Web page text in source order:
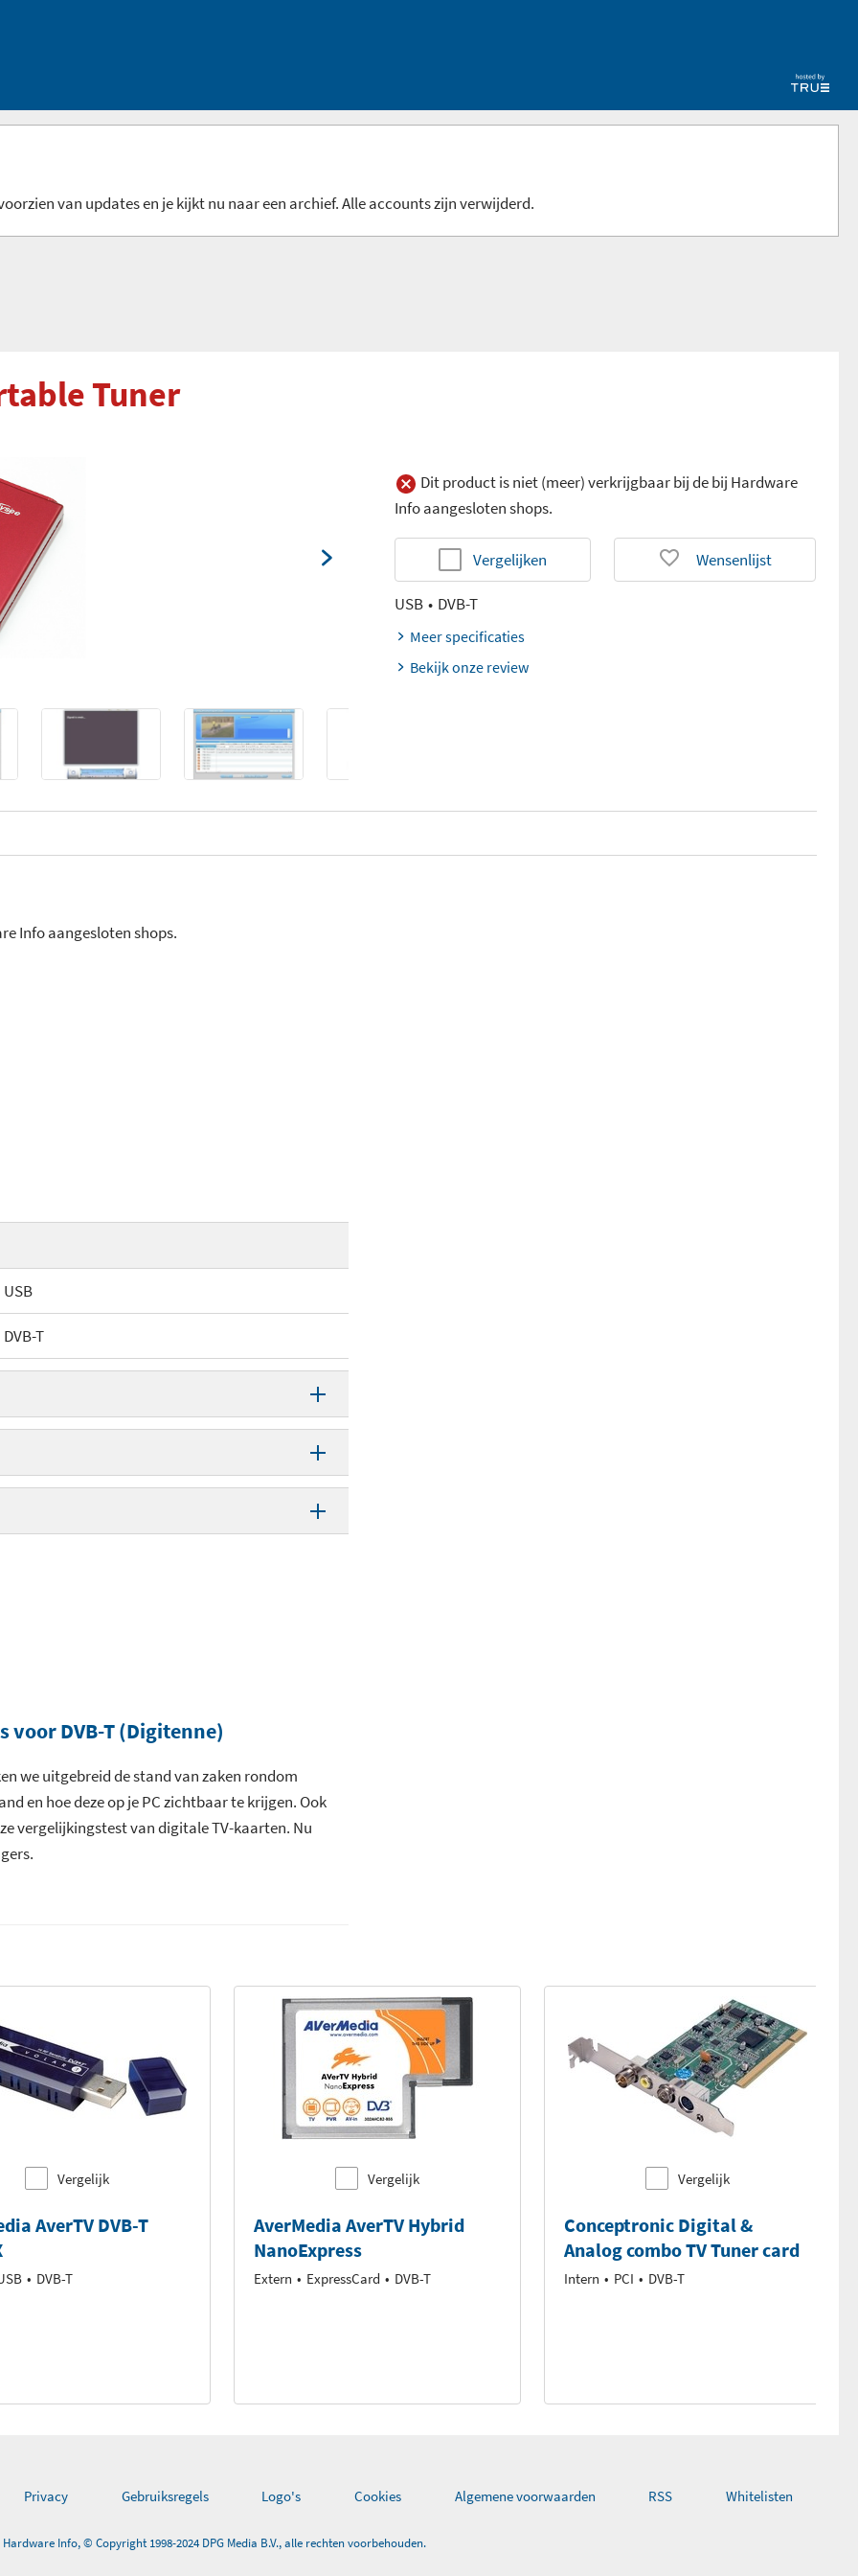
van updates en je kijkt nu naar een archief. Alle accounts zijn verwijderd.
Tuner
Dit product is niet (meer) verkrijgbaar bij de bij Hardware
Info aangesloten shops.
Vergelijken Wensenlijst
USB DVB-T
Meer specificaties
Bekijk onze review
Info aangesloten shops.
USB
DVB-T
Conax
voor DVB-T (Digitenne)
we uitgebreid de stand van zaken rondom
en hoe deze op je PC zichtbaar te krijgen. Ook
vergelijkingstest van digitale TV-kaarten. Nu
Vergelijk
AverTV DVB-T
DVB-T
Vergelijk
AverMedia AverTV Hybrid
NanoExpress
Extern ExpressCard DVB-T
Vergelijk
Conceptronic Digital &
Analog combo TV Tuner card
Intern PCI DVB-T
Privacy Gebruiksregels Logo's Cookies Algemene voorwaarden RSS Whitelisten
Hardware Info, © Copyright 1998-2024 DPG Media B.V., alle rechten voorbehouden.